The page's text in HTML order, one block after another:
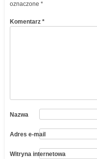
oznaczone *
Komentarz *
Nazwa
Adres e-mail
Witryna internetowa